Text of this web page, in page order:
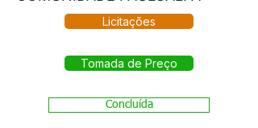
Licitações
Tomada de Preço
Concluída